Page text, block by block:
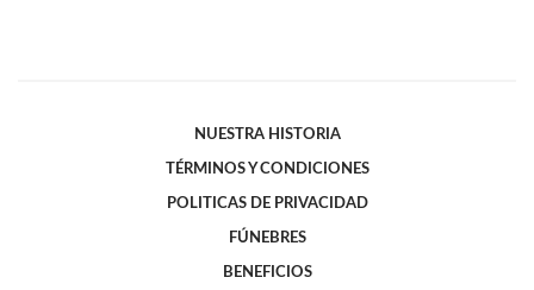
NUESTRA HISTORIA
TÉRMINOS Y CONDICIONES
POLITICAS DE PRIVACIDAD
FÚNEBRES
BENEFICIOS